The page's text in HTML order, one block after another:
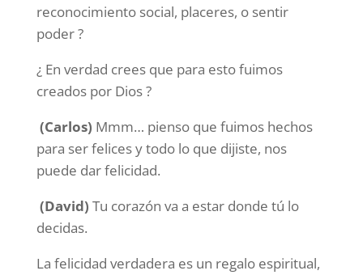
reconocimiento social, placeres, o sentir
poder ?
¿ En verdad crees que para esto fuimos
creados por Dios ?
(Carlos) Mmm… pienso que fuimos hechos
para ser felices y todo lo que dijiste, nos
puede dar felicidad.
(David) Tu corazón va a estar donde tú lo
decidas.
La felicidad verdadera es un regalo espiritual,